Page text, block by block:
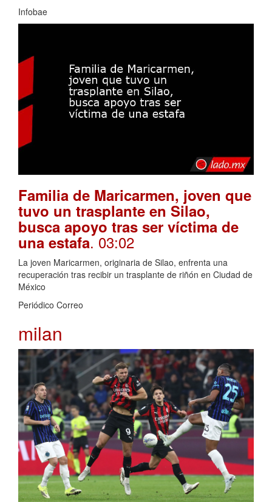
Infobae
Familia de Maricarmen, joven que
tuvo un trasplante en Silao,
busca apoyo tras ser víctima de
una estafa. 03:02
La joven Maricarmen, originaria de Silao, enfrenta una
recuperación tras recibir un trasplante de riñón en Ciudad de
México
Periódico Correo
milan